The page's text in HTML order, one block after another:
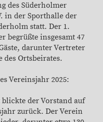
des Süderholmer
in der Sporthalle der
statt. Der 1.
begrüßte insgesamt 47
darunter Vertreter
des Ortsbeirates.
Vereinsjahr 2025:
der Vorstand auf
zurück. Der Verein